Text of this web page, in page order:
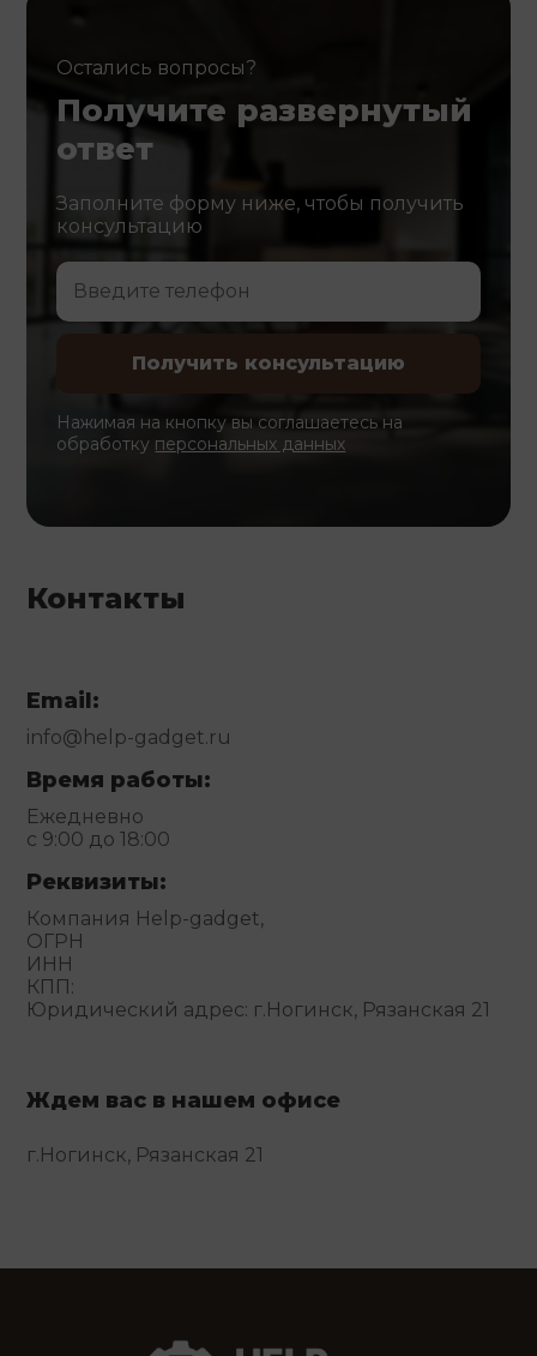
Остались вопросы?
Получите развернутый
ответ
Заполните форму ниже, чтобы получить
консультацию
Нажимая на кнопку вы соглашаетесь на
обработку персональных данных
Контакты
Email:
info@help-gadget.ru
Время работы:
Ежедневно
с 9:00 до 18:00
Реквизиты:
Компания Help-gadget,
ОГРН
ИНН
КПП:
Юридический адрес: г.Ногинск, Рязанская 21
Ждем вас в нашем офисе
г.Ногинск, Рязанская 21